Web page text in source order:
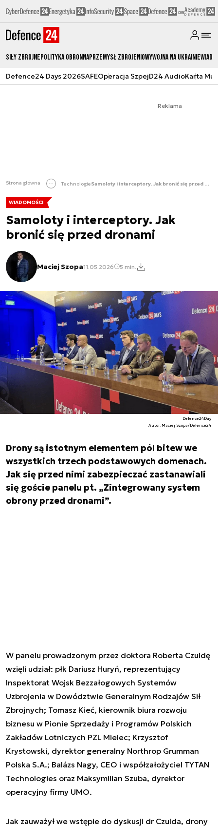
Siły zbrojnePolityka obronnaPrzemysł ZbrojeniowyWojna na Ukrainie
Defence24 Days 2026SAFEOperacja SzpejD24 AudioKarta
Reklama
Strona główna Technologie Samoloty i interceptory. Jak bronić się przed dronami
WIADOMOŚCI
Samoloty i interceptory. Jak
bronić się przed dronami
Maciej Szopa11.05.2026 5 min.
Defence24Day
Autor. Maciej Szopa/Defence24
Drony są istotnym elementem pól bitew we
wszystkich trzech podstawowych domenach.
Jak się przed nimi zabezpieczać zastanawiali
się goście panelu pt. „Zintegrowany system
obrony przed dronami”.
W panelu prowadzonym przez doktora Roberta Czuldę
wzięli udział: płk Dariusz Huryń, reprezentujący
Inspektorat Wojsk Bezzałogowych Systemów
Uzbrojenia w Dowództwie Generalnym Rodzajów Sił
Zbrojnych; Tomasz Kieć, kierownik biura rozwoju
biznesu w Pionie Sprzedaży i Programów Polskich
Zakładów Lotniczych PZL Mielec; Krzysztof
Krystowski, dyrektor generalny Northrop Grumman
Polska S.A.; Balázs Nagy, CEO i współzałożyciel TYTAN
Technologies oraz Maksymilian Szuba, dyrektor
operacyjny firmy UMO.
Jak zauważył we wstępie do dyskusji dr Czulda, drony